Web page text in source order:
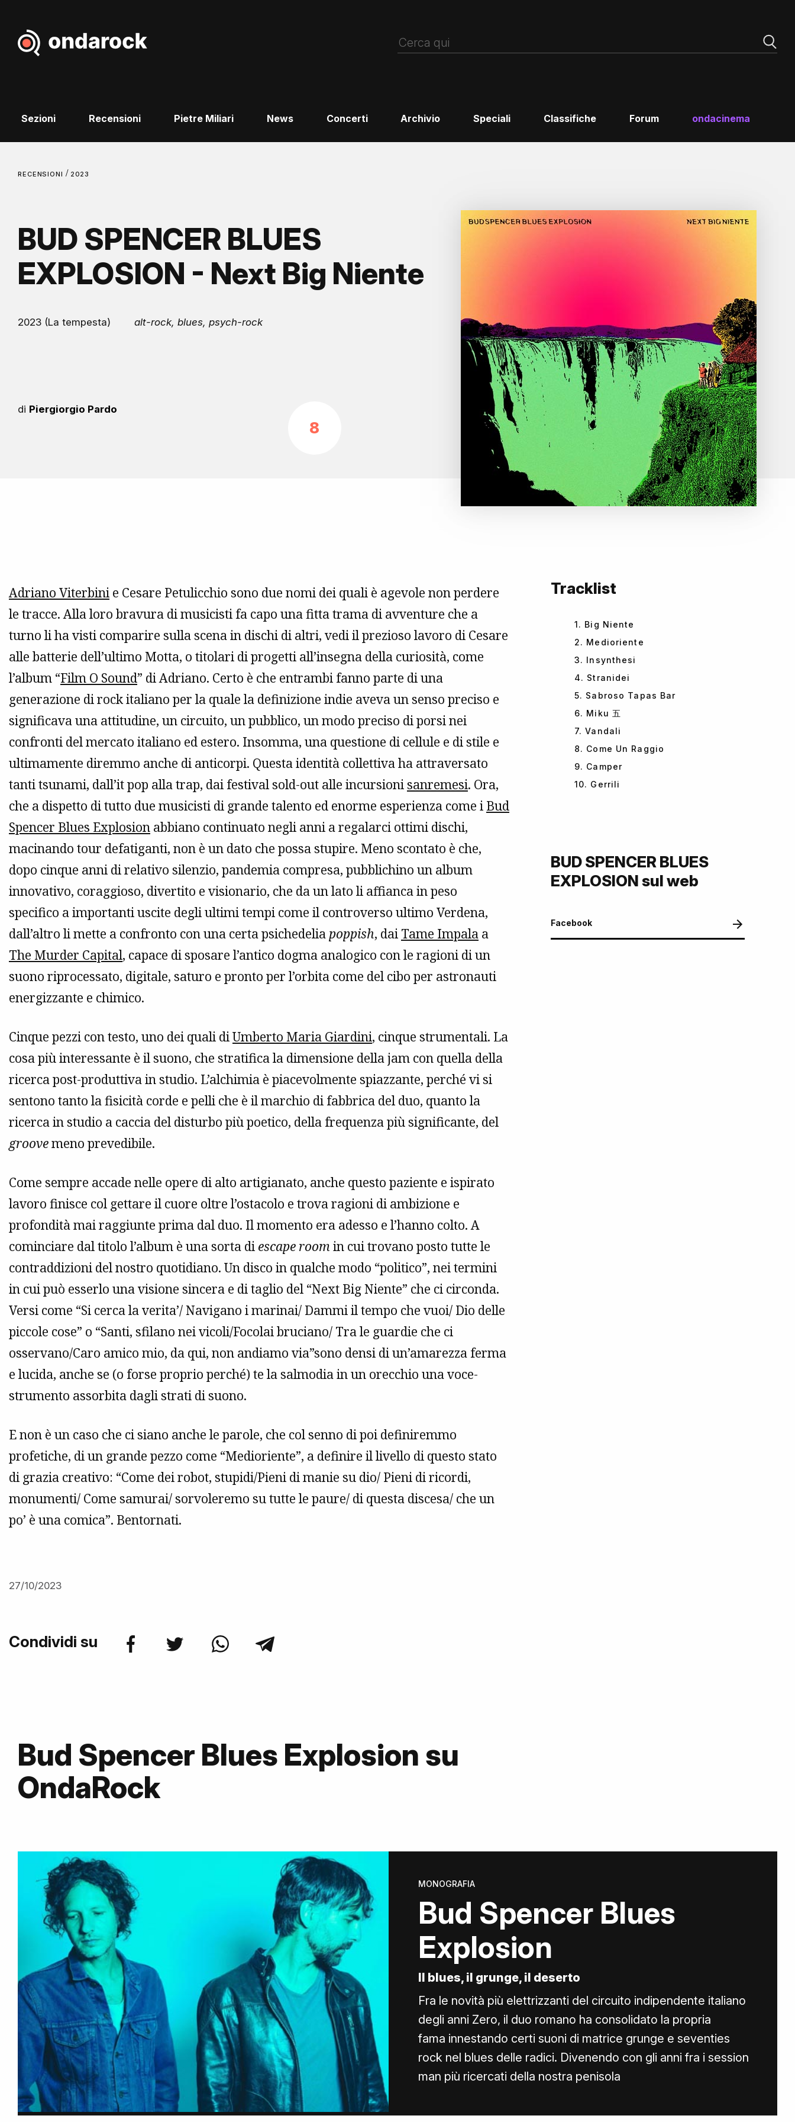
Sezioni Recensioni Pietre Miliari News Concerti Archivio Speciali Classifiche Forum ondacinema
RECENSIONI / 2023
BUD SPENCER BLUES
EXPLOSION - Next Big Niente
2023 (La tempesta) alt-rock, blues, psych-rock
di Piergiorgio Pardo
8
Adriano Viterbini e Cesare Petulicchio sono due nomi dei quali è agevole non perdere
le tracce. Alla loro bravura di musicisti fa capo una fitta trama di avventure che a
turno li ha visti comparire sulla scena in dischi di altri, vedi il prezioso lavoro di Cesare
alle batterie dell’ultimo Motta, o titolari di progetti all’insegna della curiosità, come
l’album “Film O Sound” di Adriano. Certo è che entrambi fanno parte di una
generazione di rock italiano per la quale la definizione indie aveva un senso preciso e
significava una attitudine, un circuito, un pubblico, un modo preciso di porsi nei
confronti del mercato italiano ed estero. Insomma, una questione di cellule e di stile e
ultimamente diremmo anche di anticorpi. Questa identità collettiva ha attraversato
tanti tsunami, dall’it pop alla trap, dai festival sold-out alle incursionisanremesi. Ora,
che a dispetto di tutto due musicisti di grande talento ed enorme esperienza come i Bud
Spencer Blues Explosion abbiano continuato negli anni a regalarci ottimi dischi,
macinando tour defatiganti, non è un dato che possa stupire. Meno scontato è che,
dopo cinque anni di relativo silenzio, pandemia compresa, pubblichino un album
innovativo, coraggioso, divertito e visionario, che da un lato li affianca in peso
specifico a importanti uscite degli ultimi tempi come il controverso ultimo Verdena,
dall’altro li mette a confronto con una certa psichedelia poppish, dai Tame Impala a
The Murder Capital, capace di sposare l’antico dogma analogico con le ragioni di un
suono riprocessato, digitale, saturo e pronto per l’orbita come del cibo per astronauti
energizzante e chimico.
Cinque pezzi con testo, uno dei quali diUmberto Maria Giardini, cinque strumentali. La
cosa più interessante è il suono, che stratifica la dimensione della jam con quella della
ricerca post-produttiva in studio. L’alchimia è piacevolmente spiazzante, perché vi si
sentono tanto la fisicità corde e pelli che è il marchio di fabbrica del duo, quanto la
ricerca in studio a caccia del disturbo più poetico, della frequenza più significante, del
groovemeno prevedibile.
Come sempre accade nelle opere di alto artigianato, anche questo paziente e ispirato
lavoro finisce col gettare il cuore oltre l’ostacolo e trova ragioni di ambizione e
profondità mai raggiunte prima dal duo. Il momento era adesso e l’hanno colto. A
cominciare dal titolo l’album è una sorta di escape roomin cui trovano posto tutte le
contraddizioni del nostro quotidiano. Un disco in qualche modo “politico”, nei termini
in cui può esserlo una visione sincera e di taglio del “Next Big Niente” che ci circonda.
Versi come “Si cerca la verita’/ Navigano i marinai/ Dammi il tempo che vuoi/ Dio delle
piccole cose” o “Santi, sfilano nei vicoli/Focolai bruciano/ Tra le guardie che ci
osservano/Caro amico mio, da qui, non andiamo via”sono densi di un’amarezza ferma
e lucida, anche se (o forse proprio perché) te la salmodia in un orecchio una voce-
strumento assorbita dagli strati di suono.
E non è un caso che ci siano anche le parole, che col senno di poi definiremmo
profetiche, di un grande pezzo come “Medioriente”, a definire il livello di questo stato
di grazia creativo: “Come dei robot, stupidi/Pieni di manie su dio/ Pieni di ricordi,
monumenti/ Come samurai/ sorvoleremo su tutte le paure/ di questa discesa/ che un
po’ è una comica”. Bentornati.
27/10/2023
Condividi su
Tracklist
1. Big Niente
2. Medioriente
3. Insynthesi
4. Stranidei
5. Sabroso Tapas Bar
6. Miku 五
7. Vandali
8. Come Un Raggio
9. Camper
10. Gerrili
BUD SPENCER BLUES
EXPLOSION sul web
Facebook
Bud Spencer Blues Explosion su
OndaRock
MONOGRAFIA
Bud Spencer Blues
Explosion
Il blues, il grunge, il deserto
Fra le novità più elettrizzanti del circuito indipendente italiano
degli anni Zero, il duo romano ha consolidato la propria
fama innestando certi suoni di matrice grunge e seventies
rock nel blues delle radici. Divenendo con gli anni fra i session
man più ricercati della nostra penisola